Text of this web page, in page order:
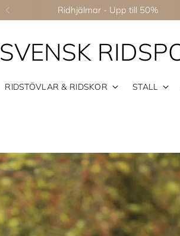
Ridhjälmar - Upp till 50%
SVENSK
RIDSTÖVLAR & RIDSKOR STALL